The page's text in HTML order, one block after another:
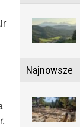
Najnowsze